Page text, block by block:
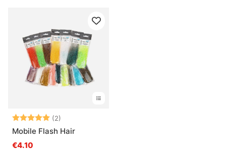
Beoordeling:
(2)
Mobile Flash Hair
€4.10